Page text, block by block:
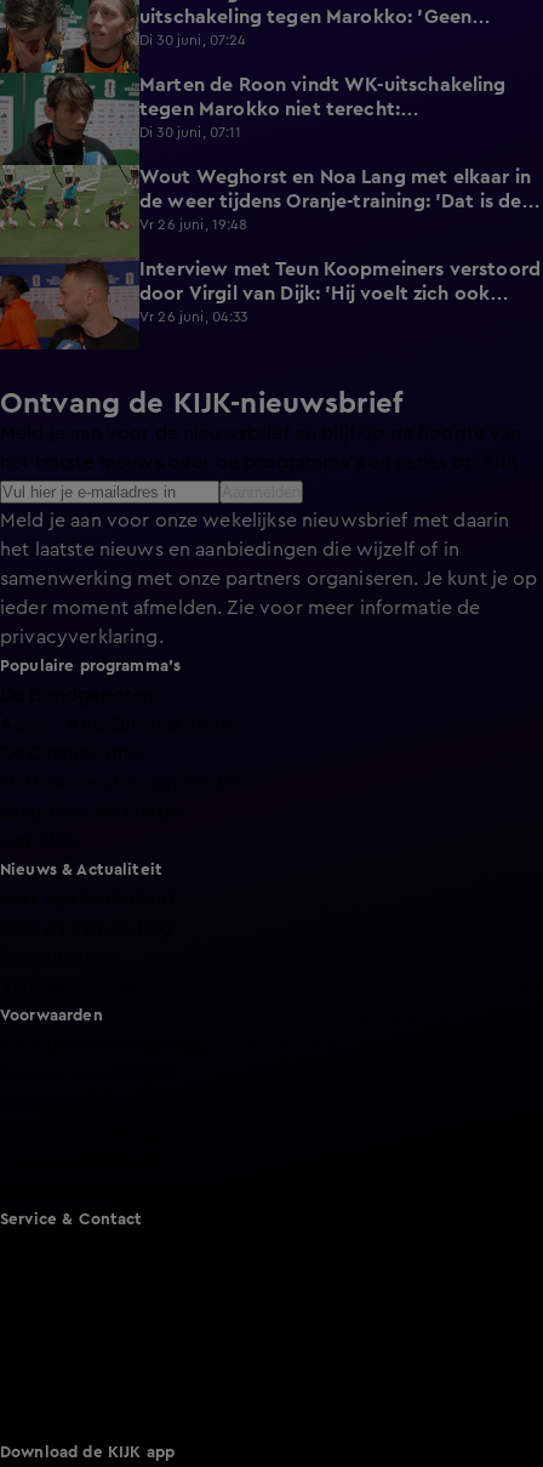
uitschakeling tegen Marokko: 'Geen
moment rekening mee gehouden'
Di 30 juni, 07:24
3:26
Marten de Roon vindt WK-uitschakeling
tegen Marokko niet terecht:
'Gelijkwaardige pot'
Di 30 juni, 07:11
2:58
Wout Weghorst en Noa Lang met elkaar in
de weer tijdens Oranje-training: 'Dat is de
tweede keer!'
Vr 26 juni, 19:48
2:43
Interview met Teun Koopmeiners verstoord
door Virgil van Dijk: 'Hij voelt zich ook
lekker!'
Vr 26 juni, 04:33
Ontvang de KIJK-nieuwsbrief
Meld je aan voor onze wekelijkse nieuwsbrief met daarin
het laatste nieuws en aanbiedingen die wijzelf of in
samenwerking met onze partners organiseren. Je kunt je op
ieder moment afmelden. Zie voor meer informatie de
privacyverklaring.
Populaire programma's
Nieuws & Actualiteit
Voorwaarden
Service & Contact
Download de KIJK app